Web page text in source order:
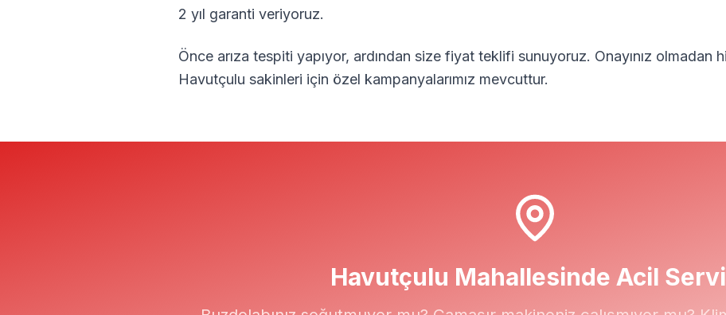
2 yıl garanti veriyoruz.
Önce arıza tespiti yapıyor, ardından size fiyat teklifi sunuyoruz. Onayınız olmadan
Havutçulu sakinleri için özel kampanyalarımız mevcuttur.
Havutçulu Mahallesinde Acil